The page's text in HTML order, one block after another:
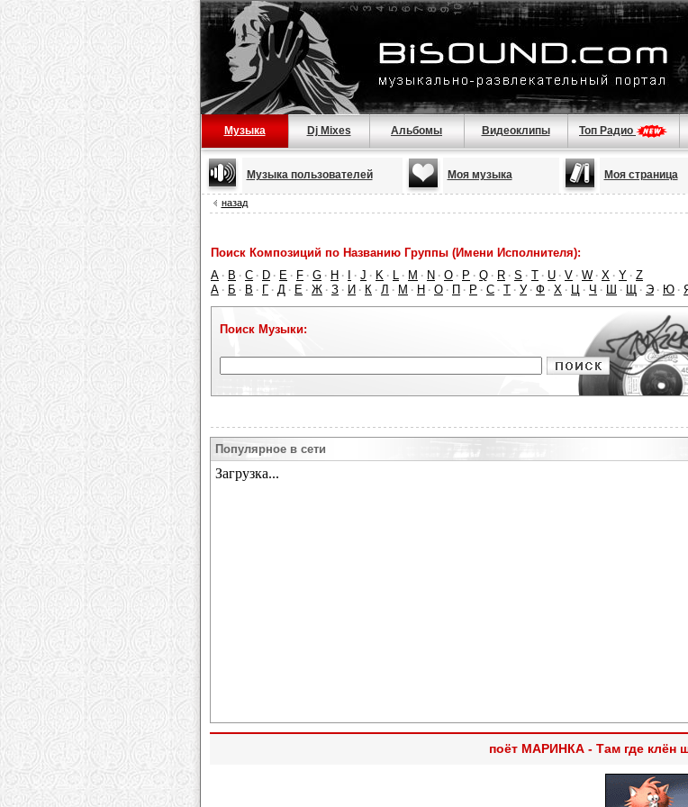
Музыка Dj Mixes Альбомы Видеоклипы Топ Радио
Музыка пользователей Моя музыка Моя страница
назад
Поиск Композиций по Названию Группы (Имени Исполнителя):
A · B · C · D · E · F · G · H · · J · K · L · M · N · O · P · Q · R · S · T · U · V · W · X · Y · Z
А · Б · В · Г · Д · Е · Ж · З · И · К · Л · М · Н · О · П · Р · С · Т · У · Ф · Х · Ц · Ч · Ш · Щ · Э · Ю ·
Поиск Музыки:
Популярное в сети
поёт МАРИНКА - Там где клён